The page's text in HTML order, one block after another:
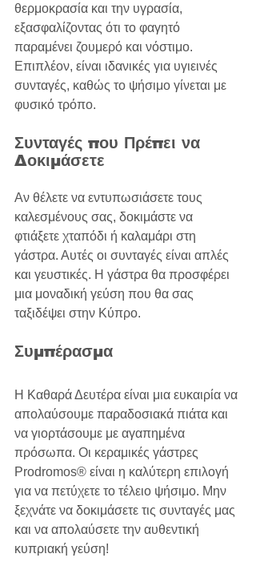
θερμοκρασία και την υγρασία,
εξασφαλίζοντας ότι το φαγητό
παραμένει ζουμερό και νόστιμο.
Επιπλέον, είναι ιδανικές για υγιεινές
συνταγές, καθώς το ψήσιμο γίνεται με
φυσικό τρόπο.
Συνταγές που Πρέπει να
Δοκιμάσετε
Αν θέλετε να εντυπωσιάσετε τους
καλεσμένους σας, δοκιμάστε να
φτιάξετε χταπόδι ή καλαμάρι στη
γάστρα. Αυτές οι συνταγές είναι απλές
και γευστικές. Η γάστρα θα προσφέρει
μια μοναδική γεύση που θα σας
ταξιδέψει στην Κύπρο.
Συμπέρασμα
Η Καθαρά Δευτέρα είναι μια ευκαιρία να
απολαύσουμε παραδοσιακά πιάτα και
να γιορτάσουμε με αγαπημένα
πρόσωπα. Οι κεραμικές γάστρες
Prodromos® είναι η καλύτερη επιλογή
για να πετύχετε το τέλειο ψήσιμο. Μην
ξεχνάτε να δοκιμάσετε τις συνταγές μας
και να απολαύσετε την αυθεντική
κυπριακή γεύση!